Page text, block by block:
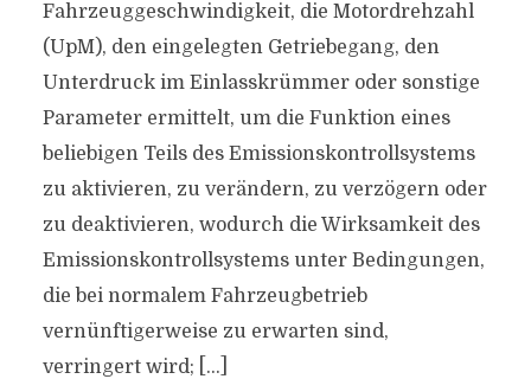
Fahrzeuggeschwindigkeit, die Motordrehzahl
(UpM), den eingelegten Getriebegang, den
Unterdruck im Einlasskrümmer oder sonstige
Parameter ermittelt, um die Funktion eines
beliebigen Teils des Emissionskontrollsystems
zu aktivieren, zu verändern, zu verzögern oder
zu deaktivieren, wodurch die Wirksamkeit des
Emissionskontrollsystems unter Bedingungen,
die bei normalem Fahrzeugbetrieb
vernünftigerweise zu erwarten sind,
verringert wird; […]